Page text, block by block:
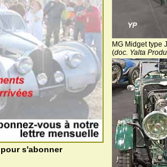
s'abonner
MG Midget type
(doc. Yalta